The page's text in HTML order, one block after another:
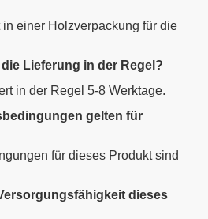
einer Holzverpackung für die
Lieferung in der Regel?
in der Regel 5-8 Werktage.
gelten für
für dieses Produkt sind
dieses